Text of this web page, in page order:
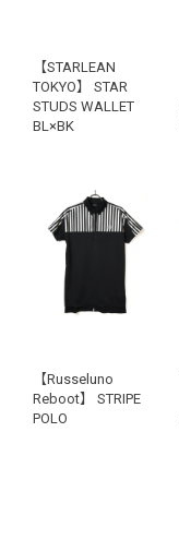
【STARLEAN
TOKYO】 STAR
STUDS WALLET
BL×BK
【Russeluno
Reboot】 STRIPE
POLO